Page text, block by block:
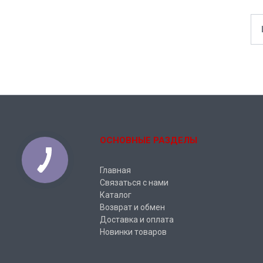
ОСНОВНЫЕ РАЗДЕЛЫ
Главная
Связаться с нами
Каталог
Возврат и обмен
Доставка и оплата
Новинки товаров